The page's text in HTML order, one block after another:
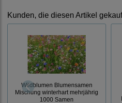
Kunden, die diesen Artikel
Wildblumen Blumensamen
Mischung winterhart mehrjährig
1000 Samen